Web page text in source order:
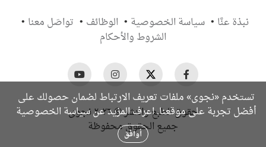
نبذة عنَّا سياسة الخصوصية الوظائف
تواصَل معنا
الشروط والأحكام
حقوق الطبع والنشر © ٢٠٢٦ نجوى
جميع الحقوق محفوظة
تستخدم «نجوى» ملفات تعريف الارتباط لضمان حصولك على
أفضل تجربة على موقعنا. اعرف المزيد عنسياسة الخصوصية
أوافق